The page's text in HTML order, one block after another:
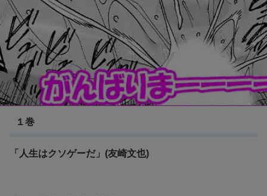
弱キャラ友崎くん
１巻
「人生はクソゲーだ」(友崎文也)